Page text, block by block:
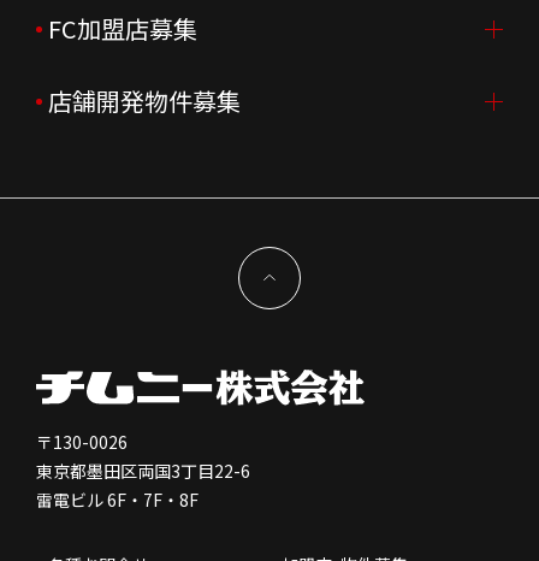
会社沿革
企業理念
新型コロナウイルス対応
月次売上
決算資料
コーポレートガバナンス
免責事項
株価情報
新卒採用
中途採用
会社を知る
人を知る
はたらく環境
店舗を探す・予約する
よくあるご質問
FC加盟店募集
FC加盟店募集TOP
独立支援について
FC加盟店お問合せ
店舗開発物件募集
〒130-0026
東京都墨田区両国3丁目22-6
雷電ビル 6F・7F・8F